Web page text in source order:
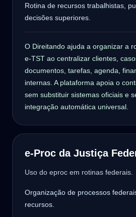
Rotina de recursos trabalhistas,
decisões superiores.
O Direitando ajuda a organizar a
e-TST ao centralizar clientes,
documentos, tarefas, agenda,
internas. A plataforma apoia o
sem substituir sistemas oficiais e
integração automática universal.
e-Proc da Justiça
Uso do eproc em rotinas federais.
Organização de processos
recursos.